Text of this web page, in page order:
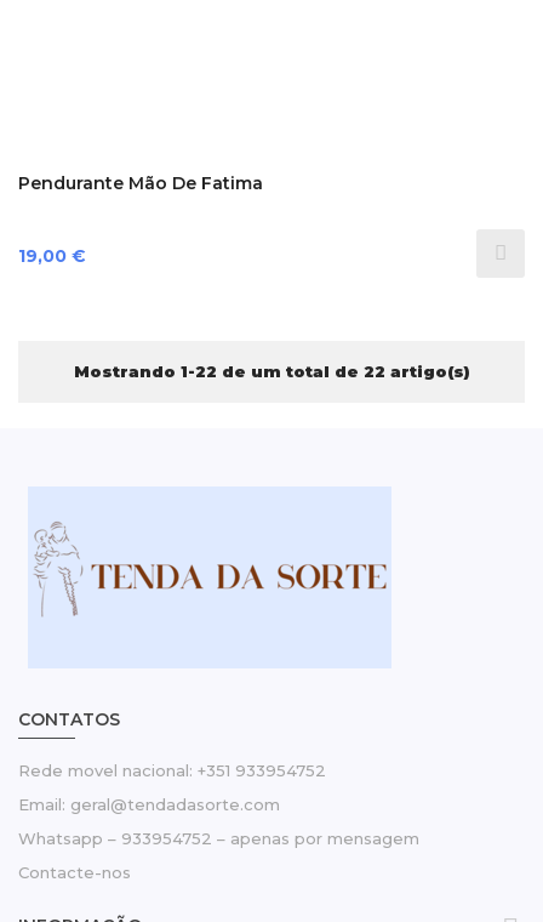
Pendurante Mão De Fatima
Preço
19,00 €
Mostrando 1-22 de um total de 22 artigo(s)
CONTATOS
Rede movel nacional: +351 933954752
Email: geral@tendadasorte.com
Whatsapp – 933954752 – apenas por mensagem
Contacte-nos